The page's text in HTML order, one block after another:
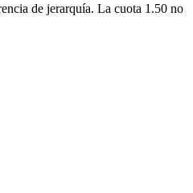
de jerarquía. La cuota 1.50 no